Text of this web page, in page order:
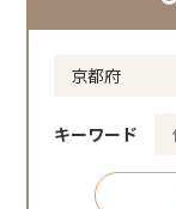
キーワード